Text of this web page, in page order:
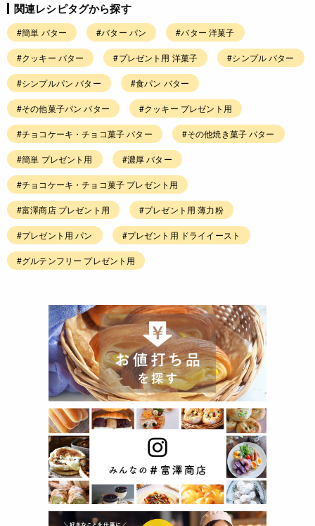
関連レシピタグから探す
#簡単 バター #バター パン #バター 洋菓子
#クッキー バター #プレゼント用 洋菓子 #シンプル バター
#シンプルパン バター #食パン バター
#その他菓子パン バター #クッキー プレゼント用
#チョコケーキ・チョコ菓子 バター #その他焼き菓子 バター
#簡単 プレゼント用 #濃厚 バター
#チョコケーキ・チョコ菓子 プレゼント用
#富澤商店 プレゼント用 #プレゼント用 薄力粉
#プレゼント用 パン #プレゼント用 ドライイースト
#グルテンフリー プレゼント用